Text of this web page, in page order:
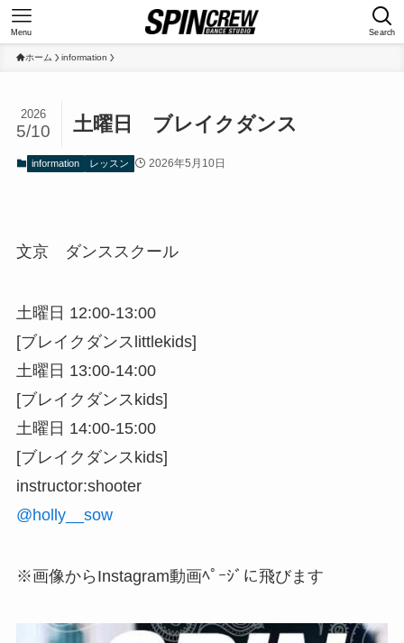
Search
Menu
ホーム information
土曜日 ブレイクダンス
2026
5/10
information レッスン 2026年5月10日
文京 ダンススクール
土曜日 12:00-13:00
[ブレイクダンスlittlekids]
土曜日 13:00-14:00
[ブレイクダンスkids]
土曜日 14:00-15:00
[ブレイクダンスkids]
instructor:shooter
@holly__sow
※画像からInstagram動画ﾍﾟｰｼﾞに飛びます